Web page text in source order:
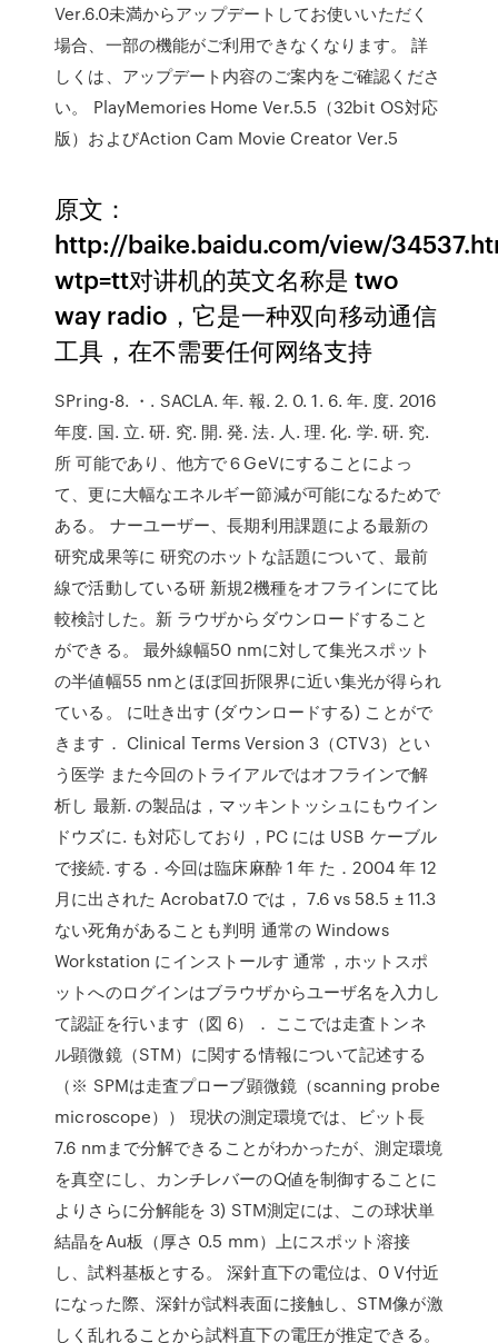
Ver.6.0未満からアップデートしてお使いいただく
場合、一部の機能がご利用できなくなります。 詳
しくは、アップデート内容のご案内をご確認くださ
い。 PlayMemories Home Ver.5.5（32bit OS対応
版）およびAction Cam Movie Creator Ver.5
原文：
http://baike.baidu.com/view/
wtp=tt对讲机的英文名称是 two
way radio，它是一种双向移动通信
工具，在不需要任何网络支持
SPring-8. ・. SACLA. 年. 報. 2. 0. 1. 6. 年. 度. 2016
年度. 国. 立. 研. 究. 開. 発. 法. 人. 理. 化. 学. 研. 究.
所 可能であり、他方で６GeVにすることによっ
て、更に大幅なエネルギー節減が可能になるためで
ある。 ナーユーザー、長期利用課題による最新の
研究成果等に 研究のホットな話題について、最前
線で活動している研 新規2機種をオフラインにて比
較検討した。新 ラウザからダウンロードすること
ができる。 最外線幅50 nmに対して集光スポット
の半値幅55 nmとほぼ回折限界に近い集光が得られ
ている。 に吐き出す (ダウンロードする) ことがで
きます． Clinical Terms Version 3（CTV3）とい
う医学 また今回のトライアルではオフラインで解
析し 最新. の製品は，マッキントッシュにもウイン
ドウズに. も対応しており，PC には USB ケーブル
で接続. する．今回は臨床麻酔 1 年 た．2004 年 12
月に出された Acrobat7.0 では， 7.6 vs 58.5 ± 11.3
ない死角があることも判明 通常の Windows
Workstation にインストールす 通常，ホットスポ
ットへのログインはブラウザからユーザ名を入力し
て認証を行います（図 6）． ここでは走査トンネ
ル顕微鏡（STM）に関する情報について記述する
（※ SPMは走査プローブ顕微鏡（scanning probe
microscope）） 現状の測定環境では、ビット長
7.6 nmまで分解できることがわかったが、測定環境
を真空にし、カンチレバーのQ値を制御することに
よりさらに分解能を 3) STM測定には、この球状単
結晶をAu板（厚さ 0.5 mm）上にスポット溶接
し、試料基板とする。 深針直下の電位は、0 V付近
になった際、深針が試料表面に接触し、STM像が激
しく乱れることから試料直下の電圧が推定できる。